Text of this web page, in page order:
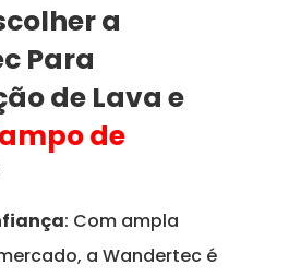
a
Para
de Lava e
de
: Com ampla
a Wandertec é